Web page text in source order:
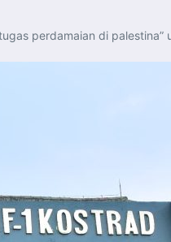
perdamaian di palestina”